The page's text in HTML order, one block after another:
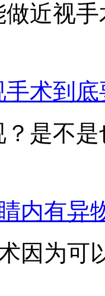
近视
术到
是不
内有异
因为可